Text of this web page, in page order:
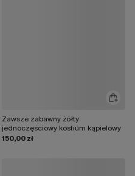
Zawsze zabawny żółty
jednoczęściowy kostium kąpielowy
150,00 zł